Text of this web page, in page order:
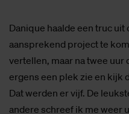
Danique haalde een truc uit
aansprekend project te
vertellen, maar na twee uur
ergens een plek zie en kijk
Dat werden er vijf. De
andere schreef ik me weer